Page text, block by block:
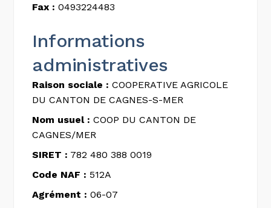
Fax : 0493224483
Informations
administratives
Raison sociale : COOPERATIVE AGRICOLE
DU CANTON DE CAGNES-S-MER
Nom usuel : COOP DU CANTON DE
CAGNES/MER
SIRET : 782 480 388 0019
Code NAF : 512A
Agrément : 06-07